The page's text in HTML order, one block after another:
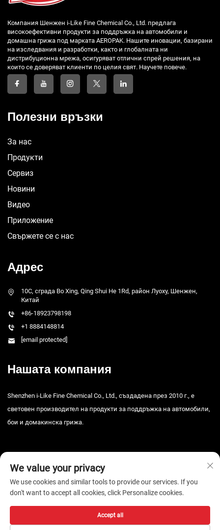
Компания Шенжен i-Like Fine Chemical Co., Ltd. предлага
високоефективни продукти за поддръжка на автомобили и
домашна грижа под марката AEROPAK. Нашите иновации, базирани
на изследвания и разработки, както и глобалната ни
дистрибуционна мрежа, осигуряват отлични спрей решения, на
които се доверяват клиенти по целия свят. Научете повече.
Полезни връзки
За нас
Продукти
Сервиз
Новини
Видео
Приложение
Свържете се с нас
Адрес
10C, сграда Bo Xing, Qing Shui He 1Rd, район Луоху, Шенжен,
Китай
+86-18923798198
+1 8884148814
[email protected]
Нашата компания
Shenzhen i-Like Fine Chemical Co., Ltd., създадена през 2010 г., е
световен производител на продукти за поддръжка на автомобили,
бои и домакинска грижа.
© 2026 Шяньчжън i-Like Fine Chemical Co., Ltd. Всички права
We value your privacy
We use cookies and similar tools to provide our services. If you
don't want to accept all cookies, click Personalize cookies.
Accept all